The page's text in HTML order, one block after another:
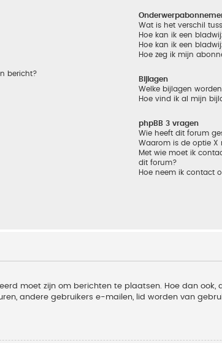
bericht?
Wat is het verschil
Hoe kan ik een
Hoe kan ik een
Hoe zeg ik mijn
Bijlagen
Welke bijlagen
Hoe vind ik al mijn
phpBB 3 vragen
Wie heeft dit forum
Waarom is de optie X
Met wie moet ik
dit forum?
Hoe neem ik contact
moet zijn om berichten te plaatsen. Hoe dan
andere gebruikers e-mailen, lid worden van